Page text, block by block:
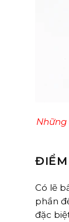
ĐIỂM
Có lẽ
phần
đặc